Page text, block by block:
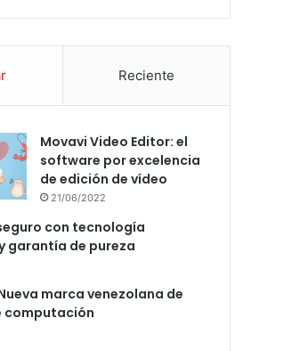
Reciente
Movavi Video Editor: el
software por excelencia
de edición de vídeo
21/06/2022
con tecnología
garantía de pureza
marca venezolana de
computación